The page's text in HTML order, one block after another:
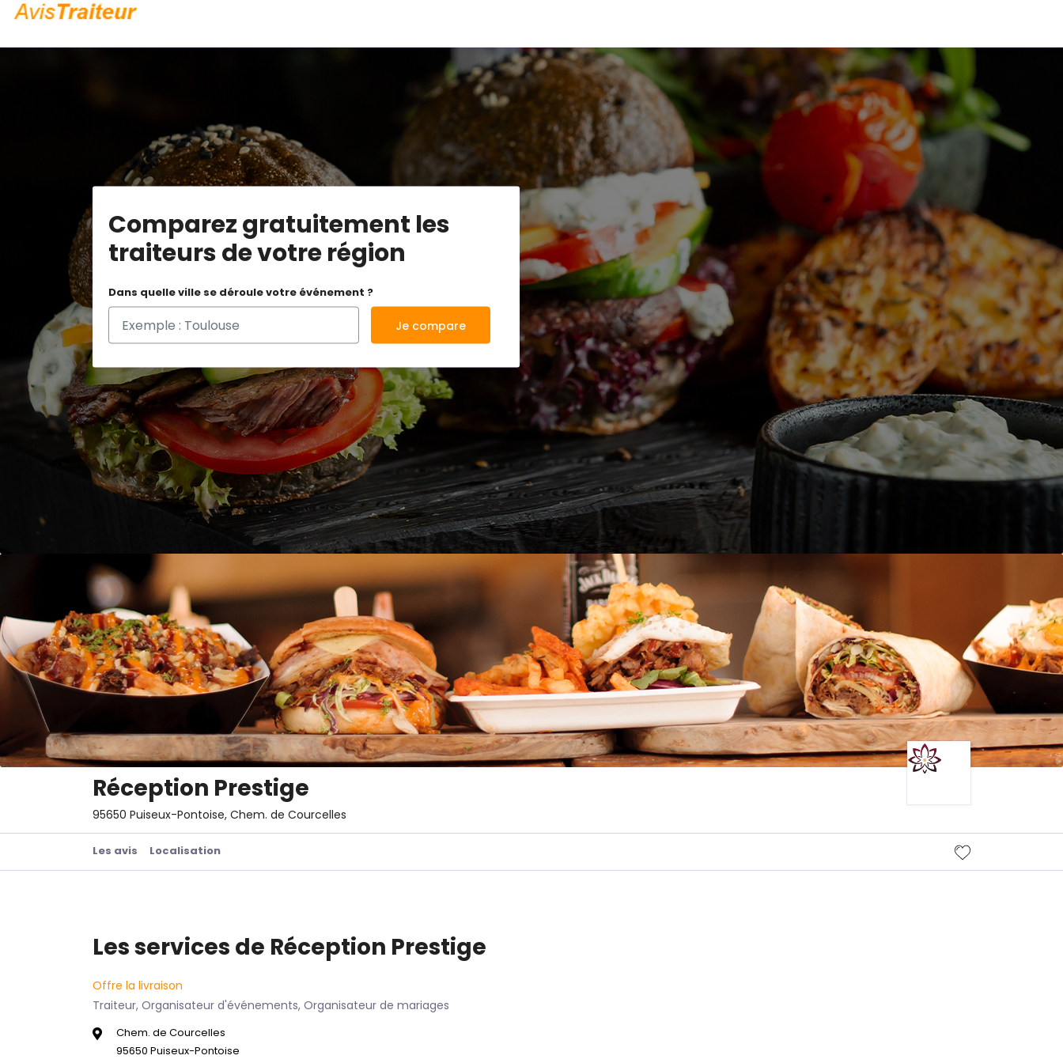
Comparez gratuitement les
traiteurs de votre région
Dans quelle ville se déroule votre événement ?
Je compare
Réception Prestige
95650 Puiseux-Pontoise, Chem. de Courcelles
Les avis Localisation
Les services de Réception Prestige
Offre la livraison
Traiteur, Organisateur d'événements, Organisateur de mariages
Chem. de Courcelles
95650 Puiseux-Pontoise